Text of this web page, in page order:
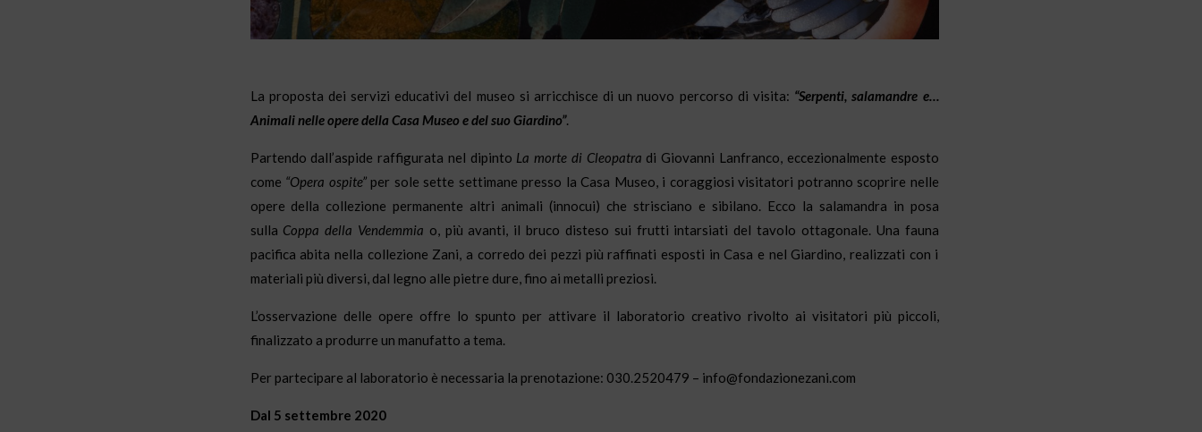
La proposta dei servizi educativi del museo si arricchisce di un nuovo percorso di visita: “Serpenti, salamandre e…
Animali nelle opere della Casa Museo e del suo Giardino”.
Partendo dall’aspide raffigurata nel dipinto La morte di Cleopatra di Giovanni Lanfranco, eccezionalmente esposto
come “Opera ospite”per sole sette settimane presso la Casa Museo, i coraggiosi visitatori potranno scoprire nelle
opere della collezione permanente altri animali (innocui) che strisciano e sibilano. Ecco la salamandra in posa
sulla Coppa della Vendemmia o, più avanti, il bruco disteso sui frutti intarsiati del tavolo ottagonale. Una fauna
pacifica abita nella collezione Zani, a corredo dei pezzi più raffinati esposti in Casa e nel Giardino, realizzati con i
materiali più diversi, dal legno alle pietre dure, fino ai metalli preziosi.
L’osservazione delle opere offre lo spunto per attivare il laboratorio creativo rivolto ai visitatori più piccoli,
finalizzato a produrre un manufatto a tema.
Per partecipare al laboratorio è necessaria la prenotazione: 030.2520479 – info@fondazionezani.com
Dal 5 settembre 2020